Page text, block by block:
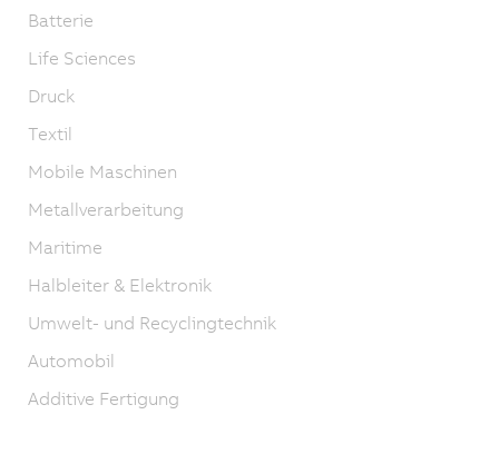
Batterie
Life Sciences
Druck
Textil
Mobile Maschinen
Metallverarbeitung
Maritime
Halbleiter & Elektronik
Umwelt- und Recyclingtechnik
Automobil
Additive Fertigung